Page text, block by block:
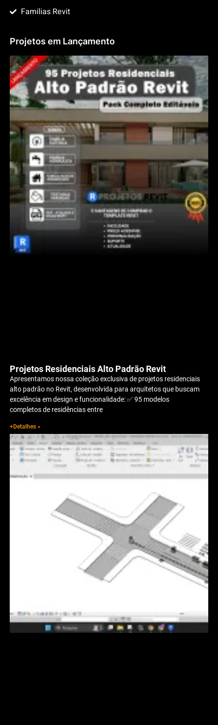
Familias Revit
Projetos em Lançamento
Projetos Residenciais Alto Padrão Revit
Apresentamos nossa coleção exclusiva de projetos residenciais
alto padrão no Revit, desenvolvida para arquitetos que buscam
excelência em design e funcionalidade: ✅ 95 modelos
completos de residências entre
+Detalhes »